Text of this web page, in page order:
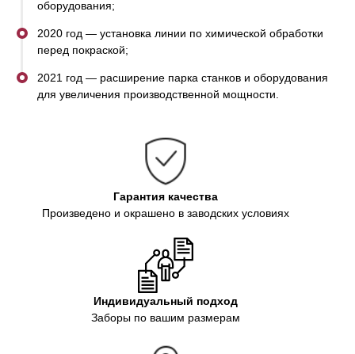
оборудования;
2020 год — установка линии по химической обработки
перед покраской;
2021 год — расширение парка станков и оборудования
для увеличения производственной мощности.
Гарантия качества
Произведено и окрашено в заводских условиях
Индивидуальный подход
Заборы по вашим размерам